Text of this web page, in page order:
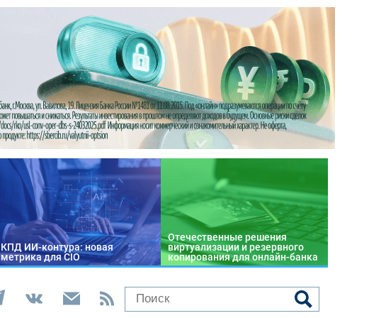
КПД ИИ-контура: новая
метрика для CIO
Отечественные решения
виртуализации и резервного
копирования для онлайн-банка